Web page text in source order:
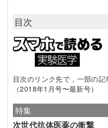
目次
目次のリンク先で，一部の
（2018年1月号〜最新号）
特集
次世代抗体医薬の衝撃